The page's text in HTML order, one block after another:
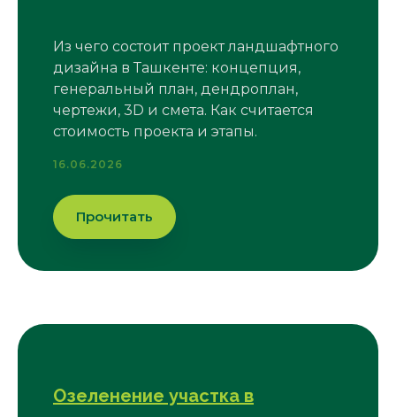
Из чего состоит проект ландшафтного
дизайна в Ташкенте: концепция,
генеральный план, дендроплан,
чертежи, 3D и смета. Как считается
стоимость проекта и этапы.
16.06.2026
Прочитать
Озеленение участка в